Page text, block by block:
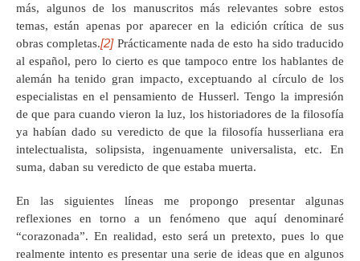
más, algunos de los manuscritos más relevantes sobre estos
temas, están apenas por aparecer en la edición crítica de sus
obras completas.[2]Prácticamente nada de esto ha sido traducido
al español, pero lo cierto es que tampoco entre los hablantes de
alemán ha tenido gran impacto, exceptuando al círculo de los
especialistas en el pensamiento de Husserl. Tengo la impresión
de que para cuando vieron la luz, los historiadores de la filosofía
ya habían dado su veredicto de que la filosofía husserliana era
intelectualista, solipsista, ingenuamente universalista, etc. En
suma, daban su veredicto de que estaba muerta.
En las siguientes líneas me propongo presentar algunas
reflexiones en torno a un fenómeno que aquí denominaré
“corazonada”. En realidad, esto será un pretexto, pues lo que
realmente intento es presentar una serie de ideas que en algunos